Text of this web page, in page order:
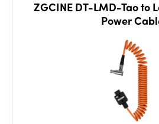
ZGCINE DT-LMD-Tao to
Power